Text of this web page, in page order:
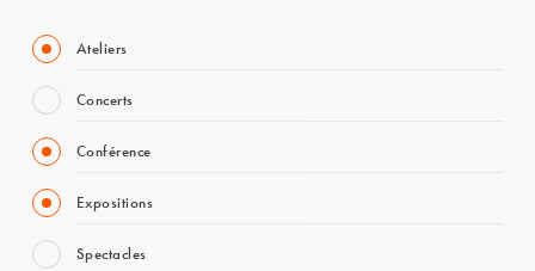
Ateliers
Concerts
Conférence
Expositions
Spectacles